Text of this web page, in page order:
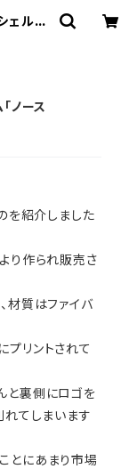
ェルド
ノース
を紹介しました
り作られ販売さ
材質はファイバ
リントされて
と裏側にロゴを
れてしまいます
とにあまり市場